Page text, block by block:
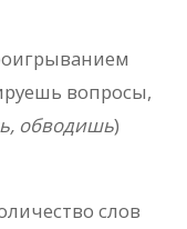
вопросы,
обводишь)
слов